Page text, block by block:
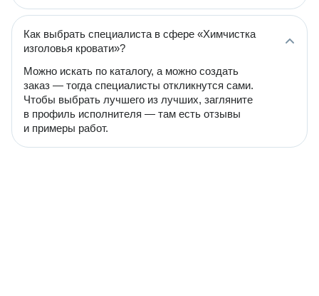
Как выбрать специалиста в сфере «Химчистка
изголовья кровати»?
Можно искать по каталогу, а можно создать
заказ — тогда специалисты откликнутся сами.
Чтобы выбрать лучшего из лучших, загляните
в профиль исполнителя — там есть отзывы
и примеры работ.